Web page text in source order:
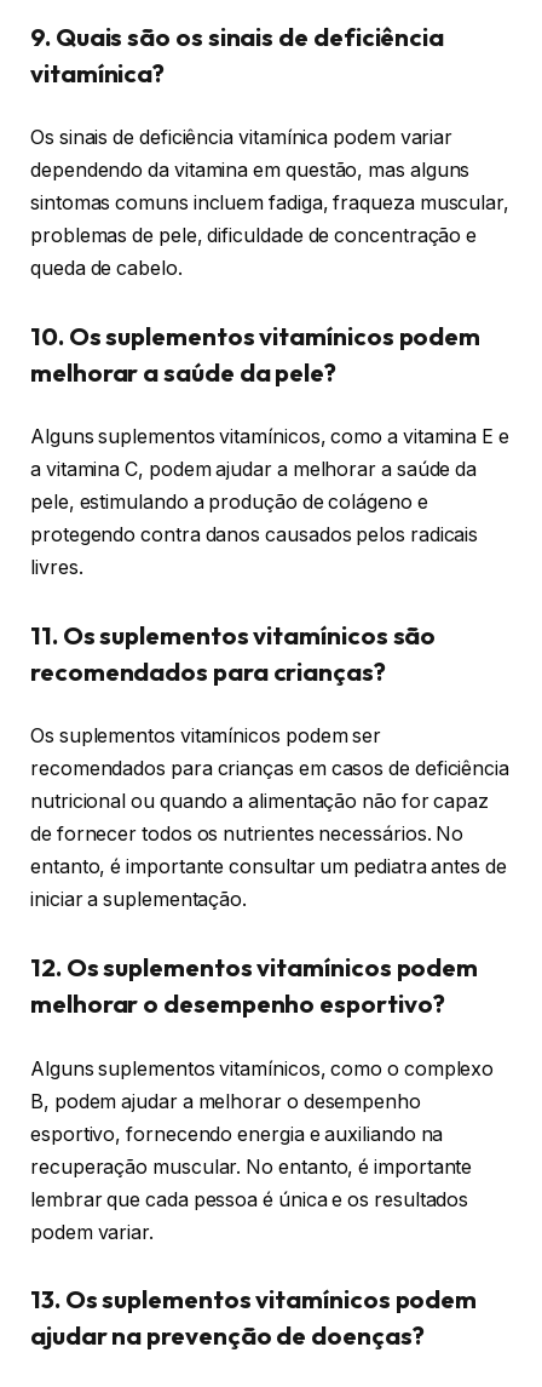
9. Quais são os sinais de deficiência
vitamínica?
Os sinais de deficiência vitamínica podem variar
dependendo da vitamina em questão, mas alguns
sintomas comuns incluem fadiga, fraqueza muscular,
problemas de pele, dificuldade de concentração e
queda de cabelo.
10. Os suplementos vitamínicos podem
melhorar a saúde da pele?
Alguns suplementos vitamínicos, como a vitamina E e
a vitamina C, podem ajudar a melhorar a saúde da
pele, estimulando a produção de colágeno e
protegendo contra danos causados pelos radicais
livres.
11. Os suplementos vitamínicos são
recomendados para crianças?
Os suplementos vitamínicos podem ser
recomendados para crianças em casos de deficiência
nutricional ou quando a alimentação não for capaz
de fornecer todos os nutrientes necessários. No
entanto, é importante consultar um pediatra antes de
iniciar a suplementação.
12. Os suplementos vitamínicos podem
melhorar o desempenho esportivo?
Alguns suplementos vitamínicos, como o complexo
B, podem ajudar a melhorar o desempenho
esportivo, fornecendo energia e auxiliando na
recuperação muscular. No entanto, é importante
lembrar que cada pessoa é única e os resultados
podem variar.
13. Os suplementos vitamínicos podem
ajudar na prevenção de doenças?